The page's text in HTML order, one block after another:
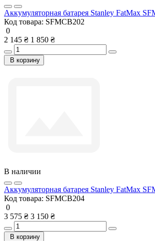
Аккумуляторная батарея Stanley FatMax
Код товара: SFMCB202
0
2 145 ₴ 1 850 ₴
В корзину
В наличии
Аккумуляторная батарея Stanley FatMax
Код товара: SFMCB204
0
3 575 ₴ 3 150 ₴
В корзину